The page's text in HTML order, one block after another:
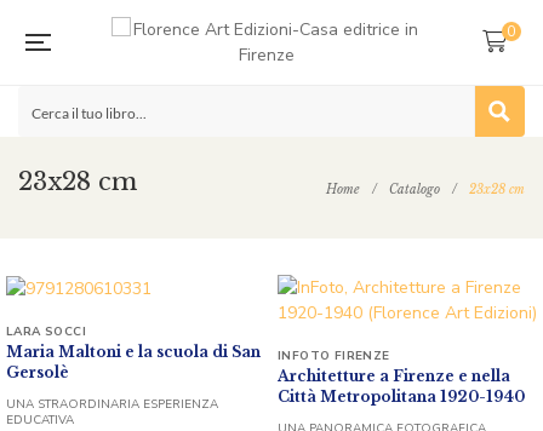
0
23x28 cm Home / Catalogo / 23x28 cm
Maria Maltoni e la scuola di San
Gersolè
LARA SOCCI
UNA STRAORDINARIA ESPERIENZA
EDUCATIVA
Architetture a Firenze e nella
Città Metropolitana 1920-1940
INFOTO FIRENZE